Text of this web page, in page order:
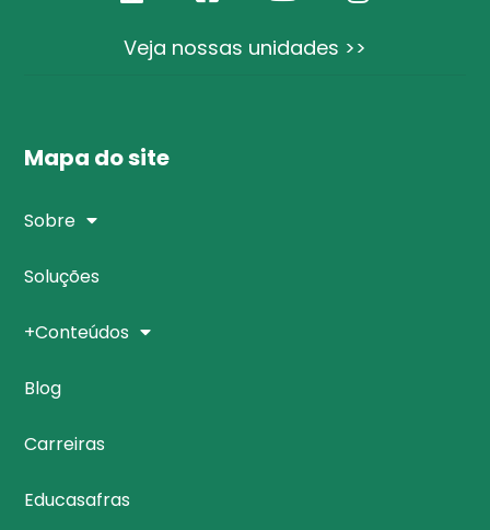
Veja nossas unidades >>
Mapa do site
Sobre
Soluções
+Conteúdos
Blog
Carreiras
Educasafras